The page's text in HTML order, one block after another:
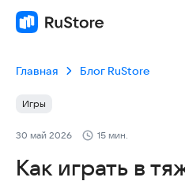
Главная Блог RuStore
Игры
30 май 2026 15 мин.
Как играть в